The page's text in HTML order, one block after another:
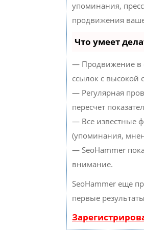
упоминания,
продвижения
Что умеет
— Продвижение в
ссылок с высокой
— Регулярная
пересчет
— Все известные
(упоминания,
— SeoHammer
внимание.
SeoHammer еще
первые